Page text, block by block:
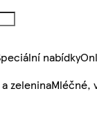
nabídky
zeleninaMléčné,